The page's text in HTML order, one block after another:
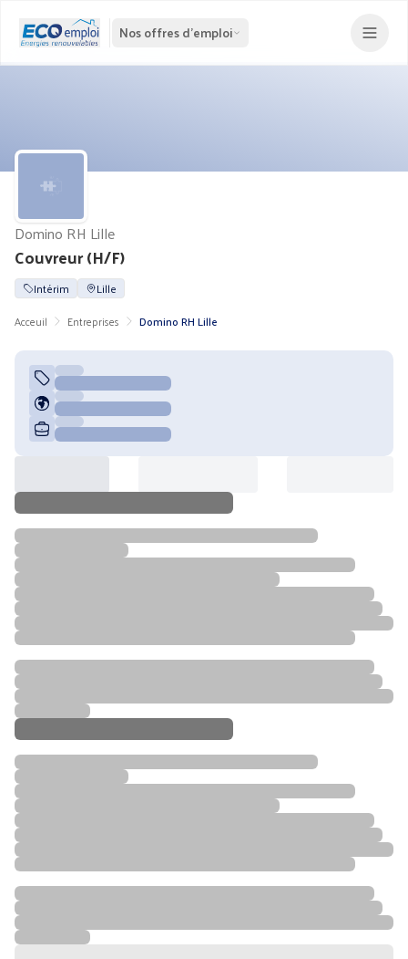
Nos offres d'emploi
Couvreur (H/F)
Domino RH Lille
Intérim
Lille
Acceuil
Entreprises Domino RH Lille